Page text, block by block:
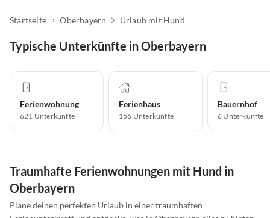
Startseite Oberbayern Urlaub mit Hund
Typische Unterkünfte in Oberbayern
Ferienwohnung
621 Unterkünfte
Ferienhaus
156 Unterkünfte
Bauernhof
6 Unterkünfte
Traumhafte Ferienwohnungen mit Hund in
Oberbayern
Plane deinen perfekten Urlaub in einer traumhaften